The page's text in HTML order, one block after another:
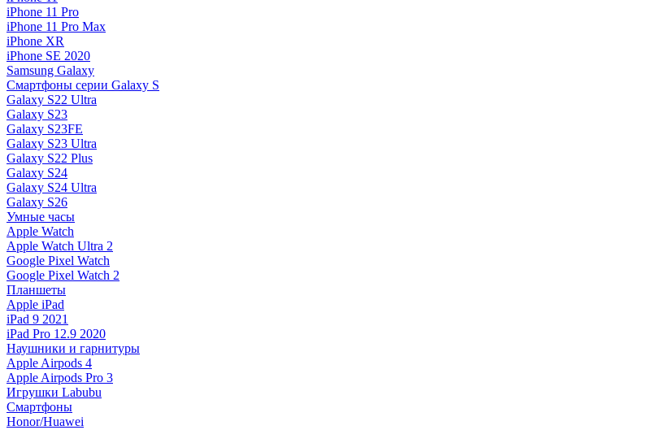
iPhone 11 Pro
iPhone 11 Pro Max
iPhone XR
iPhone SE 2020
Samsung Galaxy
Смартфоны серии Galaxy S
Galaxy S22 Ultra
Galaxy S23
Galaxy S23FE
Galaxy S23 Ultra
Galaxy S22 Plus
Galaxy S24
Galaxy S24 Ultra
Galaxy S26
Умные часы
Apple Watch
Apple Watch Ultra 2
Google Pixel Watch
Google Pixel Watch 2
Планшеты
Apple iPad
iPad 9 2021
iPad Pro 12.9 2020
Наушники и гарнитуры
Apple Airpods 4
Apple Airpods Pro 3
Игрушки Labubu
Смартфоны
Honor/Huawei